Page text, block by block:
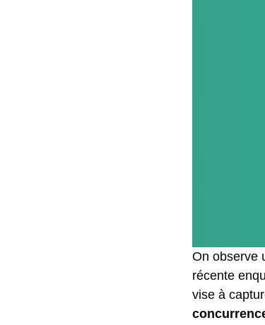
On observe
récente
vise à